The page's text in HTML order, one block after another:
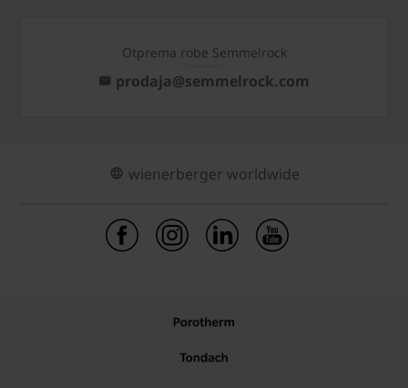
Otprema robe Semmelrock
prodaja@semmelrock.com
wienerberger worldwide